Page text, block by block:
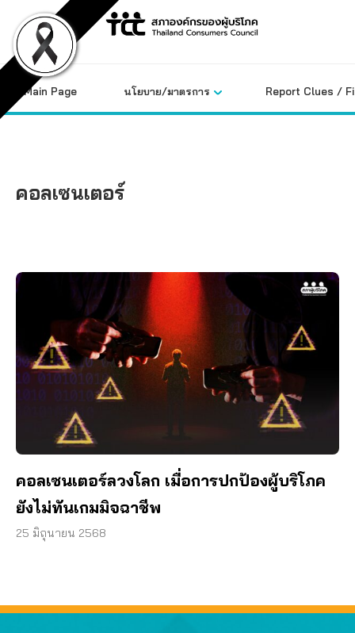
content
Main Page นโยบาย/มาตรการ Report Clues /
คอลเซนเตอร์
คอลเซนเตอร์ลวงโลก เมื่อการปกป้องผู้บริโภค
ยังไม่ทันเกมมิจฉาชีพ
25 มิถุนายน 2568